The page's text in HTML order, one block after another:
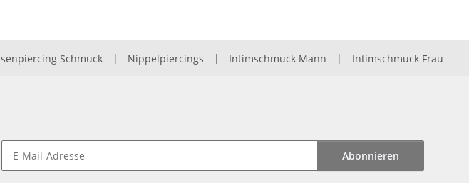
Schmuck | Nippelpiercings | Intimschmuck Mann | Intimschmuck Frau
Abonnieren